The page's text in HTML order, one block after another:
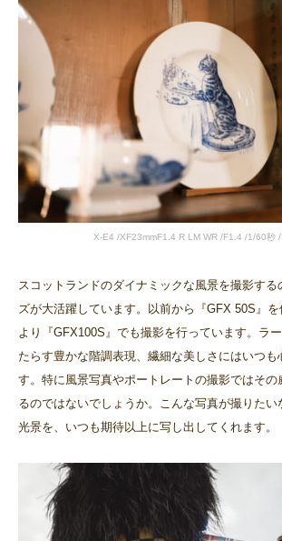
X-E4 /XF23mmF1.4 R LM WR /F1.4 /1/60秒
スコットランドのダイナミックな風景を撮影する
ズが大活躍しています。以前から『GFX 50S』
より『GFX100S』でも撮影を行っています。ラ
たらす豊かな階調表現、繊細な美しさにはいつも
す。特に風景写真やポートレートの撮影ではその
るのではないでしょうか。こんな写真が撮りたい
光景を、いつも期待以上に写し出してくれます。